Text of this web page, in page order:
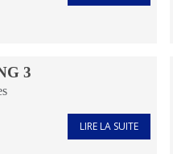
3
LIRE LA SUITE